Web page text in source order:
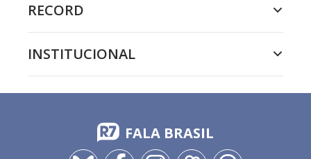
RECORD
INSTITUCIONAL
FALA BRASIL